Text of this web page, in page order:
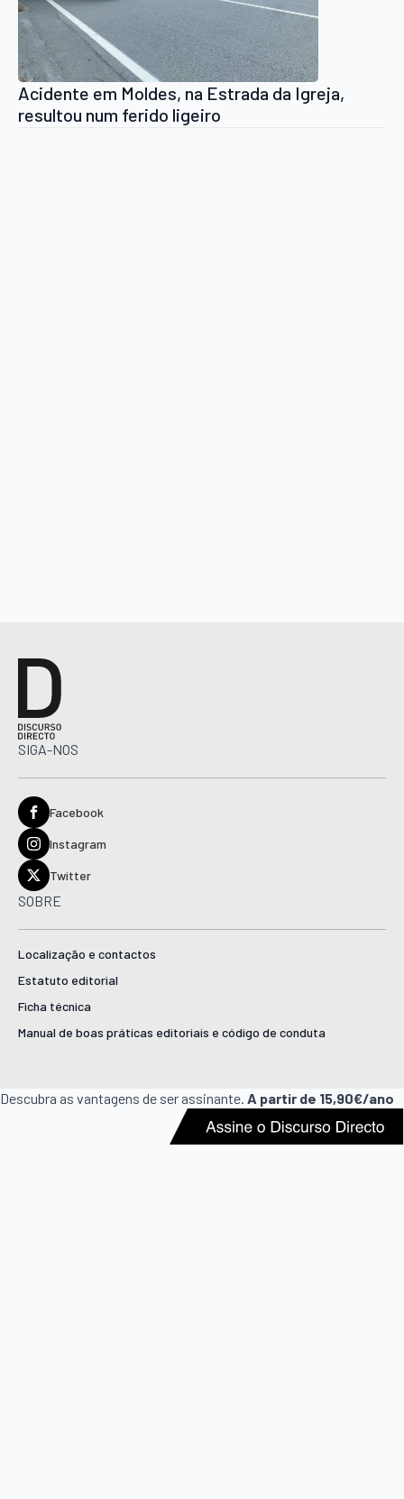
Acidente em Moldes, na Estrada da Igreja,
resultou num ferido ligeiro
SIGA-NOS
Facebook
Instagram
Twitter
SOBRE
Localização e contactos
Estatuto editorial
Ficha técnica
Manual de boas práticas editoriais e código de conduta
Descubra as vantagens de ser assinante. A partir de 15,90€/ano